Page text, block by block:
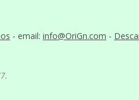
- email: info@OriGn.com -